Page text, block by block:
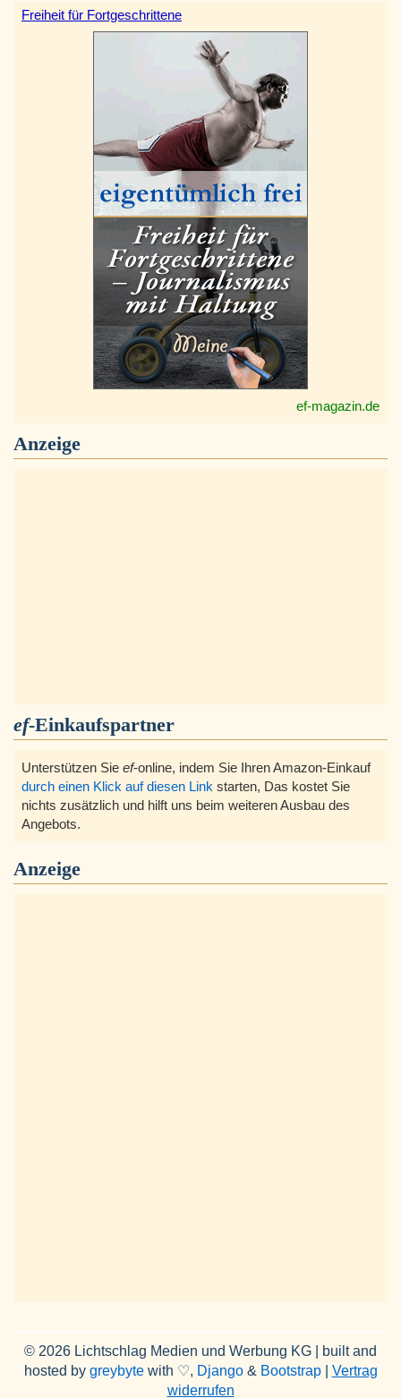
Freiheit für Fortgeschrittene
ef-magazin.de
Anzeige
ef-Einkaufspartner
Unterstützen Sie ef-online, indem Sie Ihren Amazon-Einkauf
durch einen Klick auf diesen Link starten, Das kostet Sie
nichts zusätzlich und hilft uns beim weiteren Ausbau des
Angebots.
Anzeige
© 2026 Lichtschlag Medien und Werbung KG | built and
hosted by greybytewith ♡, Django& Bootstrap| Vertrag
widerrufen